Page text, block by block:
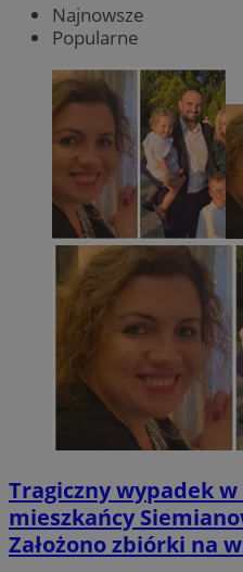
Najnowsze
Popularne
Tragiczny wypadek w
mieszkańcy
Założono zbiórki na